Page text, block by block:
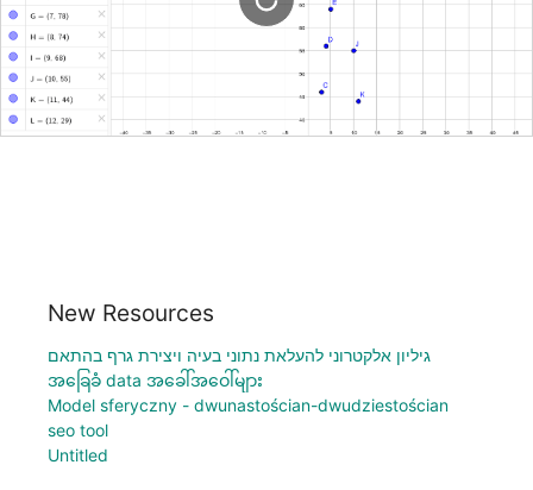
New Resources
גיליון אלקטרוני להעלאת נתוני בעיה ויצירת גרף בהתאם
အခြေခံ data အခေါ်အဝေါ်များ
Model sferyczny - dwunastościan-dwudziestościan
seo tool
Untitled